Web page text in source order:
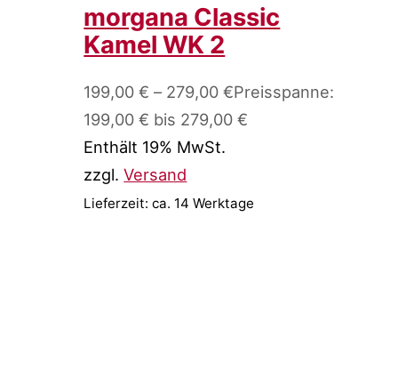
morgana Classic
Kamel WK 2
199,00€ – 279,00€Preisspanne:
199,00 € bis 279,00 €
Enthält 19% MwSt.
zzgl.Versand
Lieferzeit: ca. 14 Werktage